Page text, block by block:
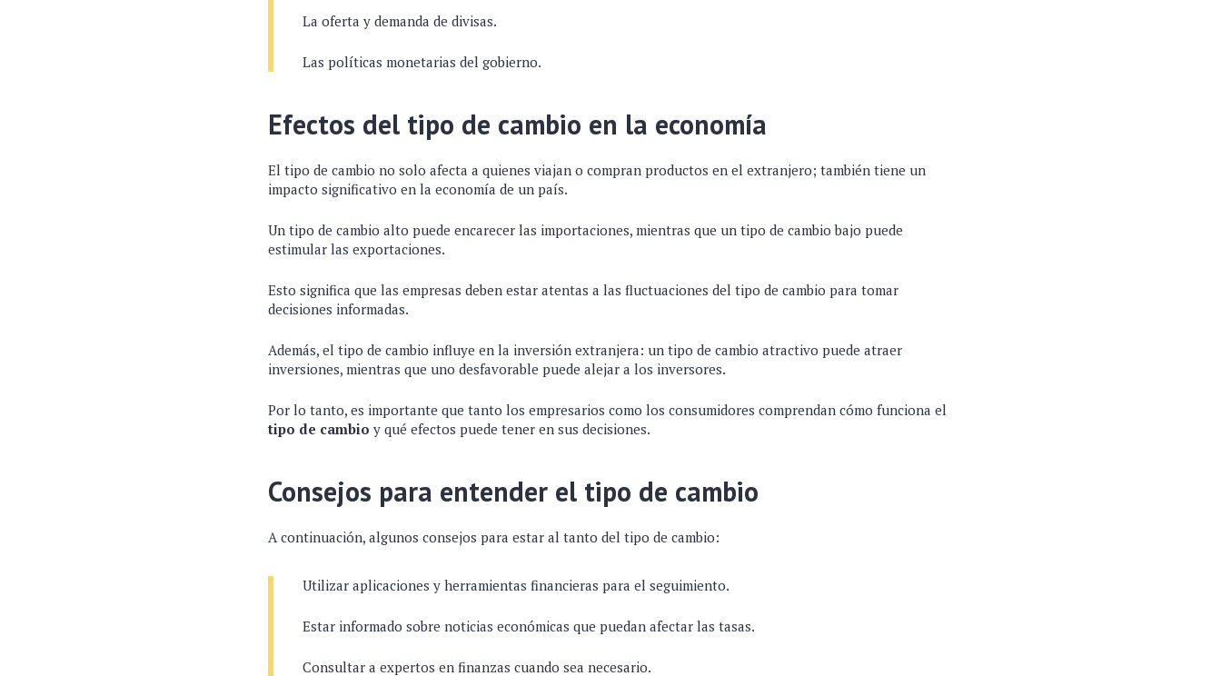
La oferta y demanda de divisas.
Las políticas monetarias del gobierno.
Efectos del tipo de cambio en la economía
El tipo de cambio no solo afecta a quienes viajan o compran productos en el extranjero; también tiene un
impacto significativo en la economía de un país.
Un tipo de cambio alto puede encarecer las importaciones, mientras que un tipo de cambio bajo puede
estimular las exportaciones.
Esto significa que las empresas deben estar atentas a las fluctuaciones del tipo de cambio para tomar
decisiones informadas.
Además, el tipo de cambio influye en la inversión extranjera: un tipo de cambio atractivo puede atraer
inversiones, mientras que uno desfavorable puede alejar a los inversores.
Por lo tanto, es importante que tanto los empresarios como los consumidores comprendan cómo funciona el
tipo de cambio y qué efectos puede tener en sus decisiones.
Consejos para entender el tipo de cambio
A continuación, algunos consejos para estar al tanto del tipo de cambio:
Utilizar aplicaciones y herramientas financieras para el seguimiento.
Estar informado sobre noticias económicas que puedan afectar las tasas.
Consultar a expertos en finanzas cuando sea necesario.